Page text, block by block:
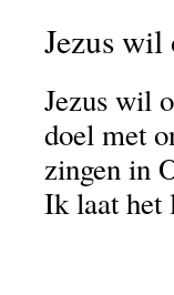
Jezus
Jezus wil
doel met
zingen in
Ik laat het